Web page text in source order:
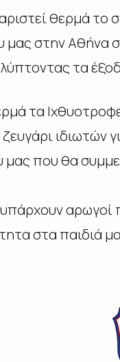
θερμά το
μας στην Αθήνα
τα
τα
ιδιωτών
που θα
υπάρχουν
στα παιδιά